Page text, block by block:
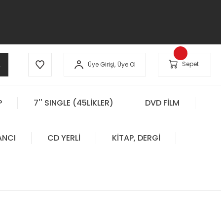
Üye Girişi, Üye Ol Sepet
7'' SINGLE (45LİKLER) DVD FİLM
CD YERLİ KİTAP, DERGİ